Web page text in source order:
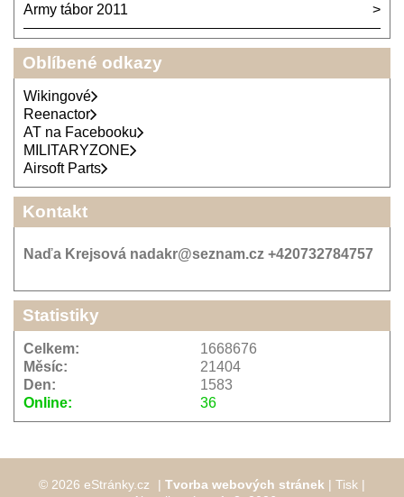
Army tábor 2011
Oblíbené odkazy
Wikingové
Reenactor
AT na Facebooku
MILITARYZONE
Airsoft Parts
Kontakt
Naďa Krejsová nadakr@seznam.cz +420732784757
Statistiky
Online: 36
Celkem:
1668676
Měsíc:
21404
Den:
1583
© 2026 eStránky.cz | Tvorba webových stránek | Tisk |